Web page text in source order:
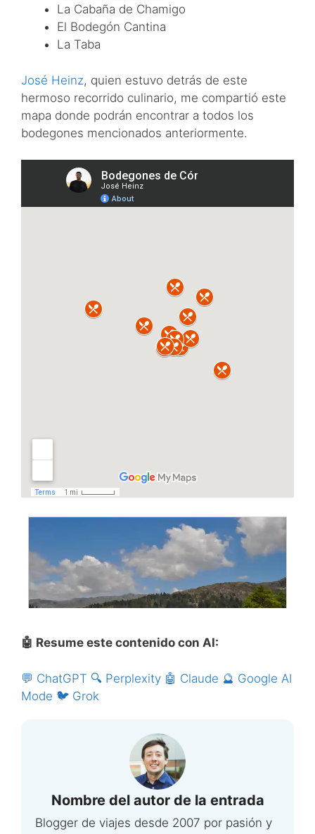
La Cabaña de Chamigo
El Bodegón Cantina
La Taba
José Heinz, quien estuvo detrás de este
hermoso recorrido culinario, me compartió este
mapa donde podrán encontrar a todos los
bodegones mencionados anteriormente.
🤖 Resume este contenido con AI:
💬 ChatGPT 🔍 Perplexity 🤖 Claude 🔮 Google AI
Mode 🐦 Grok
Nombre del autor de la entrada
Blogger de viajes desde 2007 por pasión y